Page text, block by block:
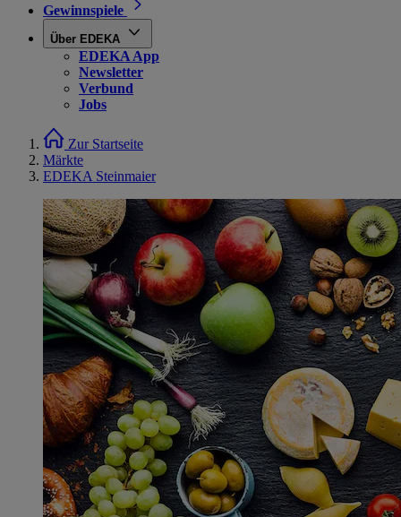
Gewinnspiele
Über EDEKA
EDEKA App
Newsletter
Verbund
Jobs
Zur Startseite
Märkte
EDEKA Steinmaier